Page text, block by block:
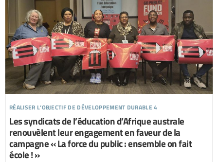
réaliser l’objectif de développement durable 4
Les syndicats de l’éducation d’Afrique australe
renouvèlent leur engagement en faveur de la
campagne « La force du public : ensemble on fait
école ! »